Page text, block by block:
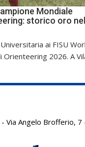
Mondiale
storico oro
ai FISU
Orienteering 2026. A
Via Angelo Brofferio,